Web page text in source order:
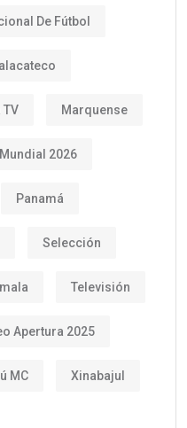
De Fútbol
TV Marquense
Mundial 2026
Panamá
Selección
Televisión
Apertura 2025
MC Xinabajul